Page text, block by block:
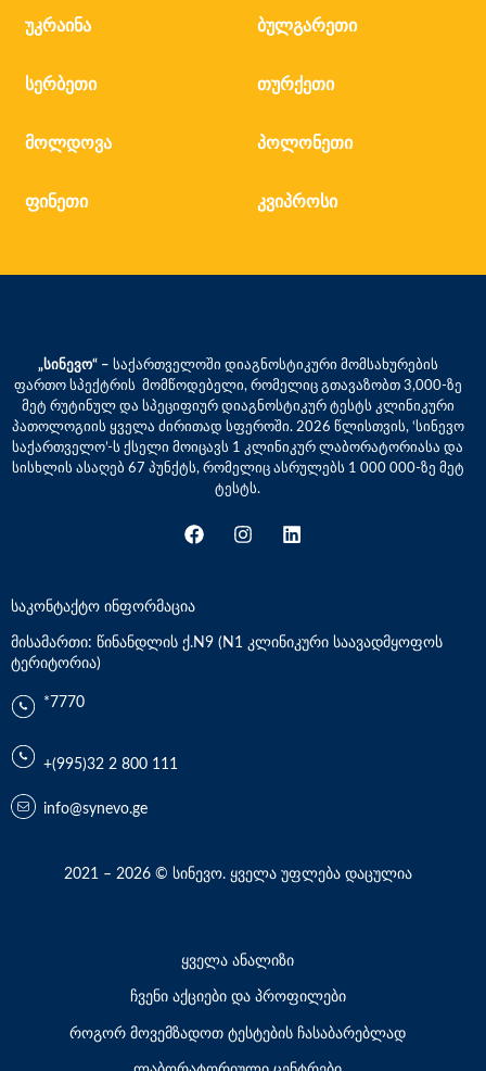
უკრაინა ბულგარეთი
სერბეთი თურქეთი
მოლდოვა პოლონეთი
ფინეთი კვიპროსი
„სინევო“ – საქართველოში დიაგნოსტიკური მომსახურების
ფართო სპექტრის მომწოდებელი, რომელიც გთავაზობთ 3,000-ზე
მეტ რუტინულ და სპეციფიურ დიაგნოსტიკურ ტესტს კლინიკური
პათოლოგიის ყველა ძირითად სფეროში. 2026 წლისთვის, ‘სინევო
საქართველო’-ს ქსელი მოიცავს 1 კლინიკურ ლაბორატორიასა და
სისხლის ასაღებ 67 პუნქტს, რომელიც ასრულებს 1 000 000-ზე მეტ
ტესტს.
საკონტაქტო ინფორმაცია
მისამართი: წინანდლის ქ.N9 (N1 კლინიკური საავადმყოფოს
ტერიტორია)
*7770
+(995)32 2 800 111
info@synevo.ge
2021 – 2026 © სინევო. ყველა უფლება დაცულია
ყველა ანალიზი
ჩვენი აქციები და პროფილები
როგორ მოვემზადოთ ტესტების ჩასაბარებლად